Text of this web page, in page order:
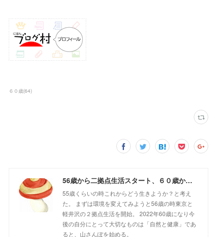
６０歳(64)
56歳から二拠点生活スタート、６０歳からの山さんぽ
55歳くらいの時これからどう生きようか？と考え
た。 まずは環境を変えてみようと56歳の時東京と
軽井沢の２拠点生活を開始。 2022年60歳になり今
後の自分にとって大切なものは「自然と健康」であ
ると、山さんぽを始める。